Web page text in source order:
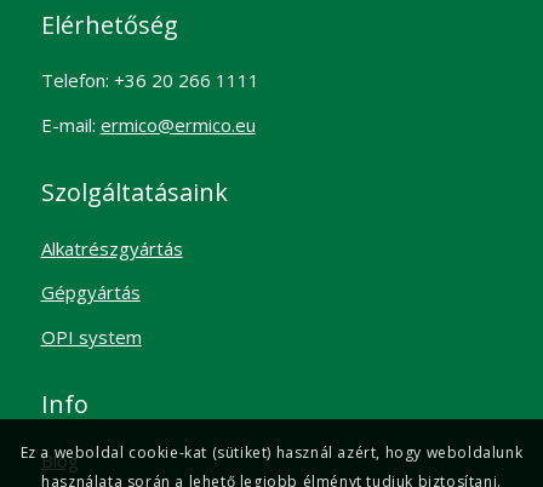
Elérhetőség
Telefon: +36 20 266 1111
E-mail: ermico@ermico.eu
Szolgáltatásaink
Alkatrészgyártás
Gépgyártás
OPI system
Info
Blog
Ez a weboldal cookie-kat (sütiket) használ azért, hogy weboldalunk
használata során a lehető legjobb élményt tudjuk biztosítani.